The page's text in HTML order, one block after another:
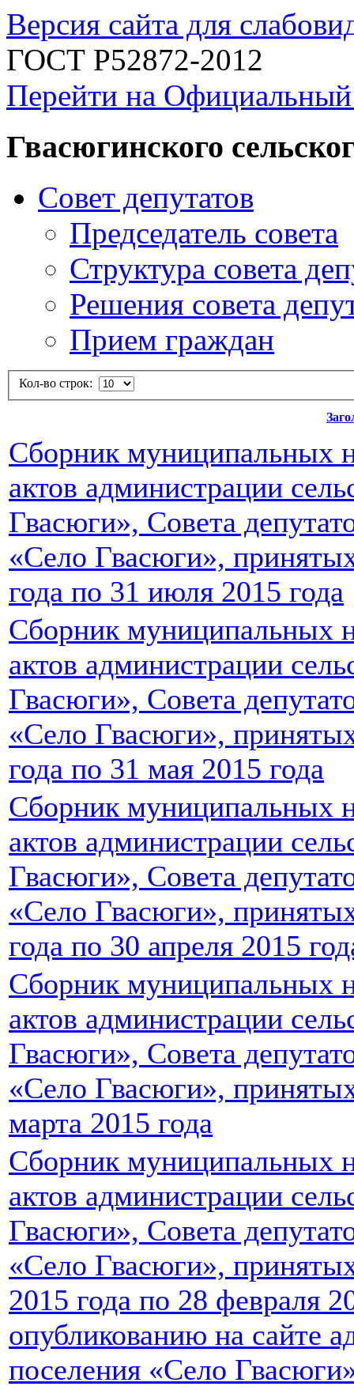
Версия сайта для
ГОСТ Р52872-2012
Перейти на
Гвасюгинского
Совет депутатов
Председатель совета
Структура совета
Решения совета
Прием граждан
Кол-во строк:
Сборник муниципальных
актов администрации
Гвасюги», Совета
«Село Гвасюги»,
года по 31 июля 2015 года
Сборник муниципальных
актов администрации
Гвасюги», Совета
«Село Гвасюги»,
года по 31 мая 2015 года
Сборник муниципальных
актов администрации
Гвасюги», Совета
«Село Гвасюги»,
года по 30 апреля 2015
Сборник муниципальных
актов администрации
Гвасюги», Совета
«Село Гвасюги»,
марта 2015 года
Сборник муниципальных
актов администрации
Гвасюги», Совета
«Село Гвасюги»,
2015 года по 28 февраля
опубликованию на сайте
поселения «Село